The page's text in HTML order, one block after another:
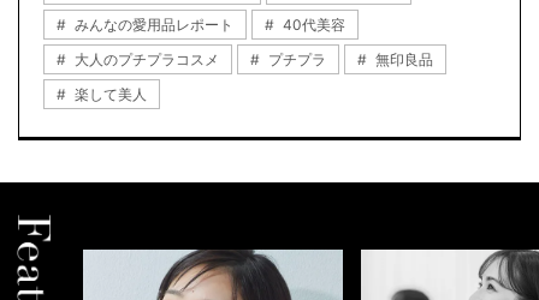
みんなの愛用品レポート
40代美容
大人のプチプラコスメ
プチプラ
無印良品
楽して美人